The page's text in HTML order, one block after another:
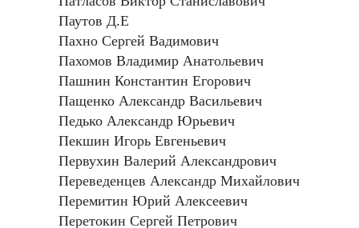
Паутов Д.Е
Пахно Сергей Вадимович
Пахомов Владимир Анатольевич
Пашнин Константин Егорович
Пащенко Александр Васильевич
Педько Александр Юрьевич
Пекшин Игорь Евгеньевич
Первухин Валерий Александрович
Переведенцев Александр Михайлович
Перемитин Юрий Алексеевич
Перетокин Сергей Петрович